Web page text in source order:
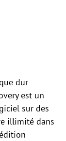
dur
est un
sur des
illimité dans